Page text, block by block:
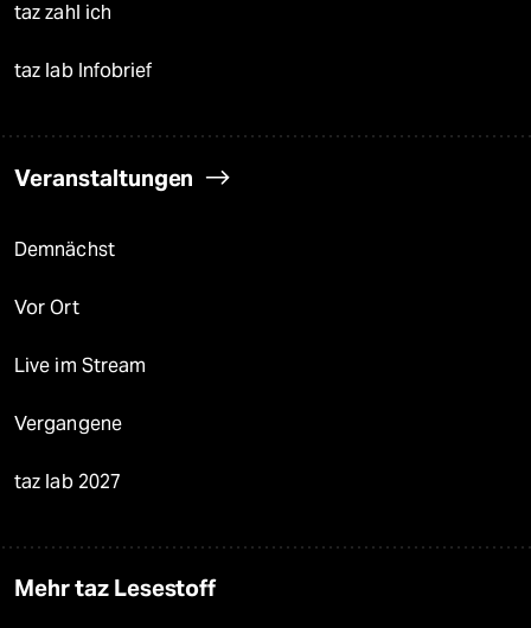
taz zahl ich
taz lab Infobrief
Veranstaltungen
Demnächst
Vor Ort
Live im Stream
Vergangene
taz lab 2027
Mehr taz Lesestoff